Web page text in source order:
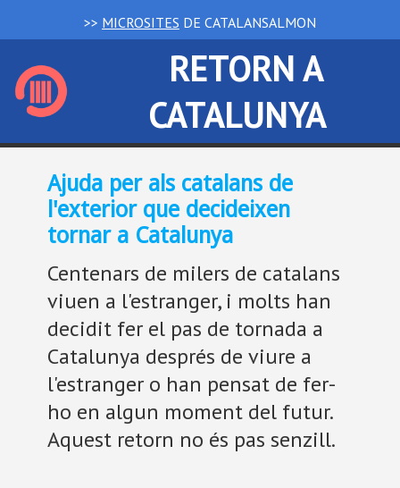
>> MICROSITES DE CATALANSALMON
RETORN A
CATALUNYA
Ajuda per als catalans de
l'exterior que decideixen
tornar a Catalunya
Centenars de milers de catalans
viuen a l'estranger, i molts han
decidit fer el pas de tornada a
Catalunya després de viure a
l'estranger o han pensat de fer-
ho en algun moment del futur.
Aquest retorn no és pas senzill.